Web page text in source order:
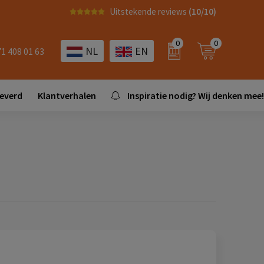
Uitstekende reviews (10/10)
408 01 63 NL EN
0 0
Klantverhalen Inspiratie nodig? Wij denken mee!